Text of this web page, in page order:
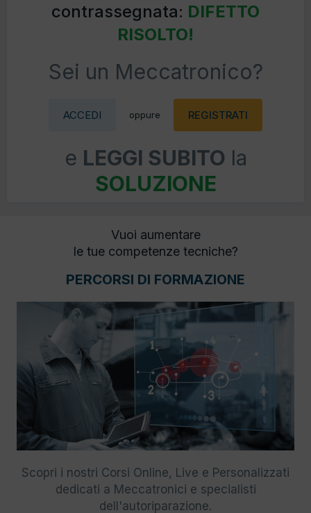
contrassegnata: DIFETTO
RISOLTO!
Sei un Meccatronico?
ACCEDI oppure REGISTRATI
e LEGGI SUBITO la
SOLUZIONE
Vuoi aumentare
le tue competenze tecniche?
PERCORSI DI FORMAZIONE
Scopri i nostri Corsi Online, Live e Personalizzati
dedicati a Meccatronici e specialisti
dell'autoriparazione.